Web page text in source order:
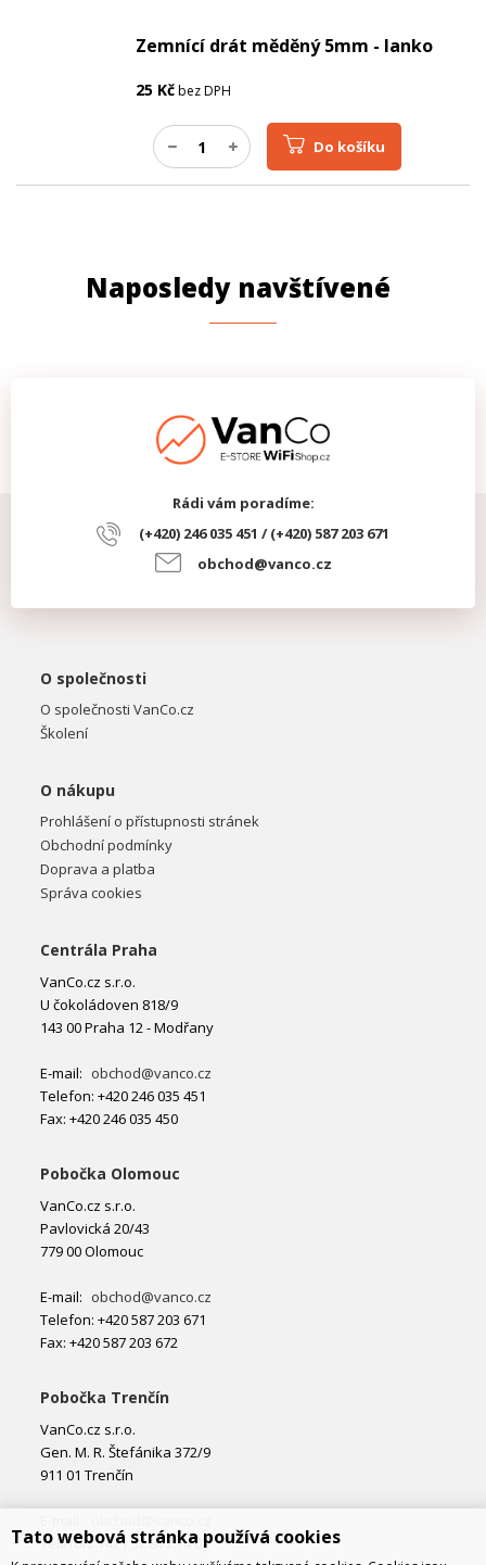
Zemnící drát měděný 5mm - lanko
25 Kčbez DPH
Do košíku
Naposledy navštívené
Rádi vám poradíme:
(+420) 246 035 451 / (+420) 587 203 671
obchod@vanco.cz
O společnosti
O společnosti VanCo.cz
Školení
O nákupu
Prohlášení o přístupnosti stránek
Obchodní podmínky
Doprava a platba
Správa cookies
Centrála Praha
VanCo.cz s.r.o.
U čokoládoven 818/9
143 00 Praha 12 - Modřany
E-mail: obchod@vanco.cz
Telefon: +420 246 035 451
Fax: +420 246 035 450
Pobočka Olomouc
VanCo.cz s.r.o.
Pavlovická 20/43
779 00 Olomouc
E-mail: obchod@vanco.cz
Telefon: +420 587 203 671
Fax: +420 587 203 672
Pobočka Trenčín
VanCo.cz s.r.o.
Gen. M. R. Štefánika 372/9
911 01 Trenčín
Telefon: +421 32 877 74 02
Tato webová stránka používá cookies